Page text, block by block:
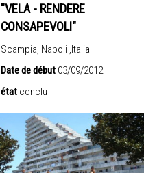
"VELA - RENDERE
CONSAPEVOLI"
Scampia, Napoli ,Italia
Date de début03/09/2012
état conclu